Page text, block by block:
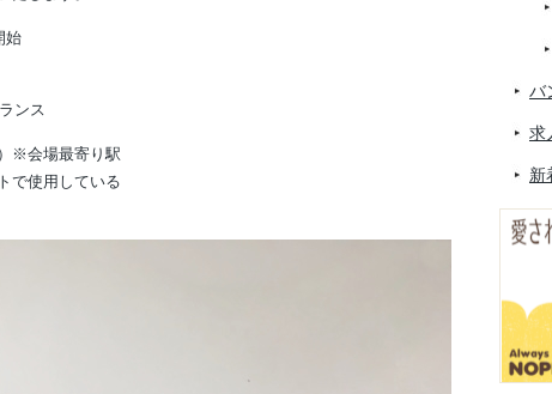
始
ンス
※会場最寄り駅
で使用している
バ
求
新